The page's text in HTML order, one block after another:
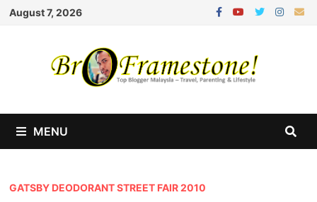
Skip
August 7, 2026
MENU
GATSBY DEODORANT STREET FAIR 2010